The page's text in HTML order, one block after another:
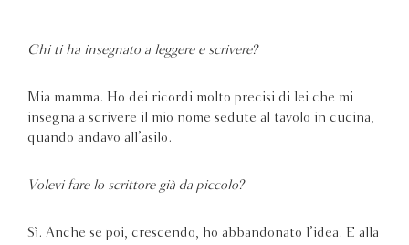
Chi ti ha insegnato a leggere e scrivere?
Mia mamma. Ho dei ricordi molto precisi di lei che mi
insegna a scrivere il mio nome sedute al tavolo in cucina,
quando andavo all’asilo.
Volevi fare lo scrittore già da piccolo?
Sì. Anche se poi, crescendo, ho abbandonato l’idea. E alla